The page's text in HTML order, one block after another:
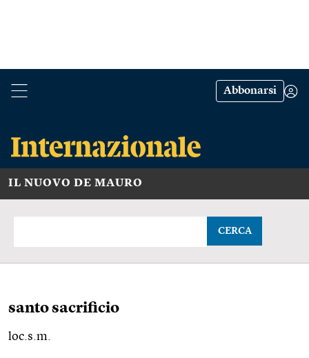
Abbonarsi
IL NUOVO DE MAURO
CERCA
santo sacrificio
loc.s.m.